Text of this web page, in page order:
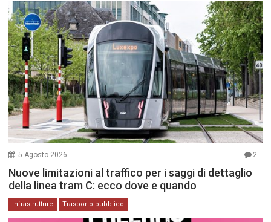
5 Agosto 2026 2
Nuove limitazioni al traffico per i saggi di dettaglio
della linea tram C: ecco dove e quando
Infrastrutture Trasporto pubblico